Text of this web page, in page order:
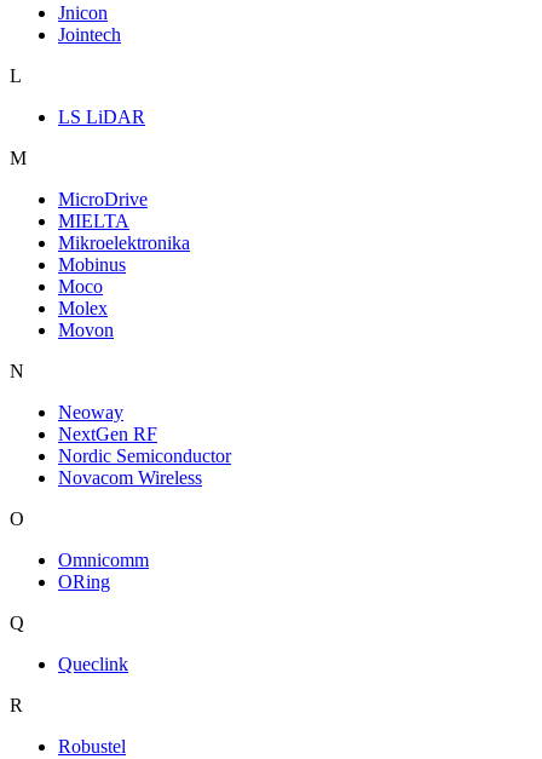
Jnicon
Jointech
L
LS LiDAR
M
MicroDrive
MIELTA
Mikroelektronika
Mobinus
Moco
Molex
Movon
N
Neoway
NextGen RF
Nordic Semiconductor
Novacom Wireless
O
Omnicomm
ORing
Q
Queclink
R
Robustel